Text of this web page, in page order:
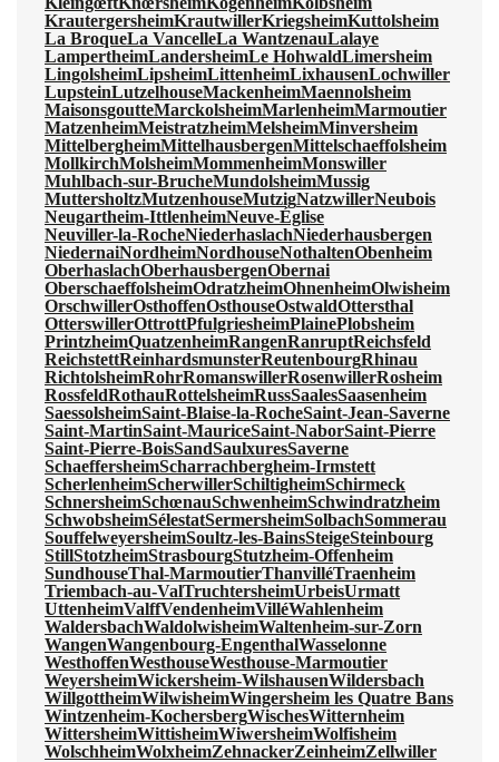
KrautergersheimKrautwillerKriegsheimKuttolsheim
La BroqueLa VancelleLa WantzenauLalaye
LampertheimLandersheimLe HohwaldLimersheim
LingolsheimLipsheimLittenheimLixhausenLochwiller
LupsteinLutzelhouseMackenheimMaennolsheim
MaisonsgoutteMarckolsheimMarlenheimMarmoutier
MatzenheimMeistratzheimMelsheimMinversheim
MittelbergheimMittelhausbergenMittelschaeffolsheim
MollkirchMolsheimMommenheimMonswiller
Muhlbach-sur-BrucheMundolsheimMussig
MuttersholtzMutzenhouseMutzigNatzwillerNeubois
Neugartheim-IttlenheimNeuve-Église
Neuviller-la-RocheNiederhaslachNiederhausbergen
NiedernaiNordheimNordhouseNothaltenObenheim
OberhaslachOberhausbergenObernai
OberschaeffolsheimOdratzheimOhnenheimOlwisheim
OrschwillerOsthoffenOsthouseOstwaldOttersthal
OtterswillerOttrottPfulgriesheimPlainePlobsheim
PrintzheimQuatzenheimRangenRanruptReichsfeld
ReichstettReinhardsmunsterReutenbourgRhinau
RichtolsheimRohrRomanswillerRosenwillerRosheim
RossfeldRothauRottelsheimRussSaalesSaasenheim
SaessolsheimSaint-Blaise-la-RocheSaint-Jean-Saverne
Saint-MartinSaint-MauriceSaint-NaborSaint-Pierre
Saint-Pierre-BoisSandSaulxuresSaverne
SchaeffersheimScharrachbergheim-Irmstett
ScherlenheimScherwillerSchiltigheimSchirmeck
SchnersheimSchœnauSchwenheimSchwindratzheim
SchwobsheimSélestatSermersheimSolbachSommerau
SouffelweyersheimSoultz-les-BainsSteigeSteinbourg
StillStotzheimStrasbourgStutzheim-Offenheim
SundhouseThal-MarmoutierThanvilléTraenheim
Triembach-au-ValTruchtersheimUrbeisUrmatt
UttenheimValffVendenheimVilléWahlenheim
WaldersbachWaldolwisheimWaltenheim-sur-Zorn
WangenWangenbourg-EngenthalWasselonne
WesthoffenWesthouseWesthouse-Marmoutier
WeyersheimWickersheim-WilshausenWildersbach
WillgottheimWilwisheimWingersheim les Quatre Bans
Wintzenheim-KochersbergWischesWitternheim
WittersheimWittisheimWiwersheimWolfisheim
WolschheimWolxheimZehnackerZeinheimZellwiller